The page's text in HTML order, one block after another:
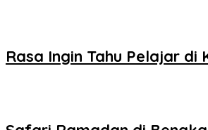
Rasa Ingin Tahu Pelajar